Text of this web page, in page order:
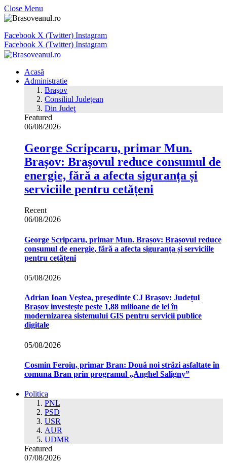
Close Menu
Facebook X (Twitter) Instagram
Facebook X (Twitter) Instagram
Acasă
Administratie
Braşov
Consiliul Judeţean
Din Judeţ
Featured
06/08/2026
George Scripcaru, primar Mun.
Brașov: Brașovul reduce consumul de
energie, fără a afecta siguranța și
serviciile pentru cetățeni
Recent
06/08/2026
George Scripcaru, primar Mun. Brașov: Brașovul reduce
consumul de energie, fără a afecta siguranța și serviciile
pentru cetățeni
05/08/2026
Adrian Ioan Veștea, președinte CJ Brașov: Județul
Brașov investește peste 1,88 milioane de lei în
modernizarea sistemului GIS pentru servicii publice
digitale
05/08/2026
Cosmin Feroiu, primar Bran: Două noi străzi asfaltate în
comuna Bran prin programul „Anghel Saligny”
Politica
PNL
PSD
USR
AUR
UDMR
Featured
07/08/2026